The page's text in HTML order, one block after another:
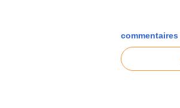
commentaires